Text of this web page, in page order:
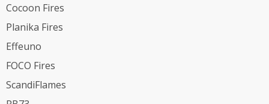
Cocoon Fires
Planika Fires
Effeuno
FOCO Fires
ScandiFlames